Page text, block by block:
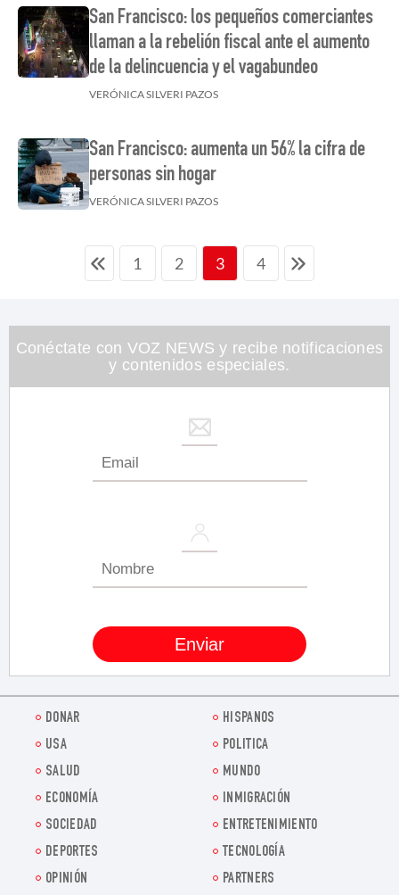
San Francisco: los pequeños comerciantes
llaman a la rebelión fiscal ante el aumento
de la delincuencia y el vagabundeo
VERÓNICA SILVERI PAZOS
San Francisco: aumenta un 56% la cifra de
personas sin hogar
VERÓNICA SILVERI PAZOS
1 2 3 4
Conéctate con VOZ NEWS y recibe notificaciones
y contenidos especiales.
DONAR
HISPANOS
USA
POLITICA
SALUD
MUNDO
ECONOMÍA
INMIGRACIÓN
SOCIEDAD
ENTRETENIMIENTO
DEPORTES
TECNOLOGÍA
OPINIÓN
PARTNERS